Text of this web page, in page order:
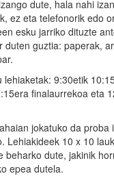
dute, hala nahi
ez eta telefonorik edo
esku jarriko dituzte
duten guztia: paperak,
lehiaketak: 9:30etik
finalaurrekoa eta
jokatuko da proba
Lehiakideek 10 x 10
beharko dute, jakinik
epea dutela.